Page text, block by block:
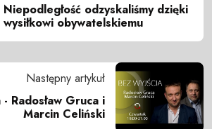
Niepodległość odzyskaliśmy dzięki
wysiłkowi obywatelskiemu
Następny artykuł
Radosław Gruca i
Marcin Celiński